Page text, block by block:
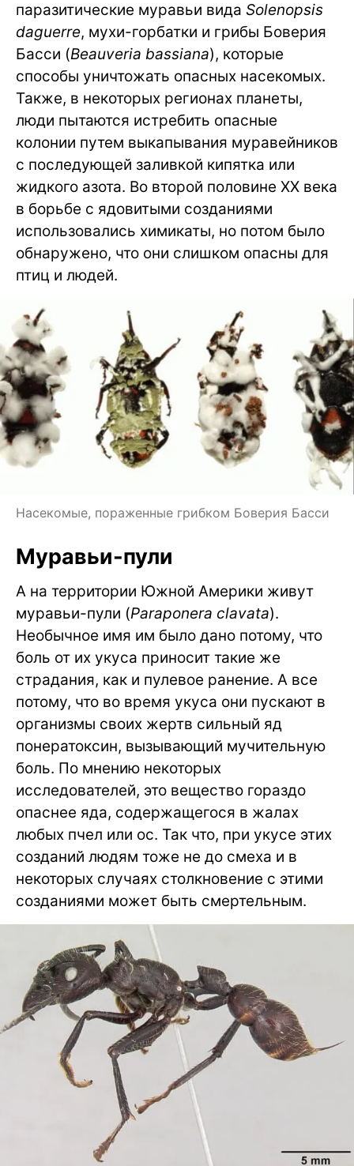
паразитические муравьи вида Solenopsis
daguerre, мухи-горбатки и грибы Боверия
Басси (Beauveria bassiana), которые
способы уничтожать опасных насекомых.
Также, в некоторых регионах планеты,
люди пытаются истребить опасные
колонии путем выкапывания муравейников
с последующей заливкой кипятка или
жидкого азота. Во второй половине XX века
в борьбе с ядовитыми созданиями
использовались химикаты, но потом было
обнаружено, что они слишком опасны для
птиц и людей.
Насекомые, пораженные грибком Боверия Басси
Муравьи-пули
А на территории Южной Америки живут
муравьи-пули (Paraponera clavata).
Необычное имя им было дано потому, что
боль от их укуса приносит такие же
страдания, как и пулевое ранение. А все
потому, что во время укуса они пускают в
организмы своих жертв сильный яд
понератоксин, вызывающий мучительную
боль. По мнению некоторых
исследователей, это вещество гораздо
опаснее яда, содержащегося в жалах
любых пчел или ос. Так что, при укусе этих
созданий людям тоже не до смеха и в
некоторых случаях столкновение с этими
созданиями может быть смертельным.